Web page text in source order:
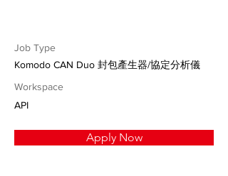
Job Type
Komodo CAN Duo 封包產生器/協定分析儀
Workspace
API
Apply Now